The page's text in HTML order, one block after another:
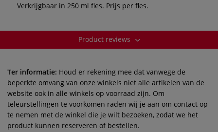
Verkrijgbaar in 250 ml fles. Prijs per fles.
Product reviews
Ter informatie: Houd er rekening mee dat vanwege de
beperkte omvang van onze winkels niet alle artikelen van de
website ook in alle winkels op voorraad zijn. Om
teleurstellingen te voorkomen raden wij je aan om contact op
te nemen met de winkel die je wilt bezoeken, zodat we het
product kunnen reserveren of bestellen.